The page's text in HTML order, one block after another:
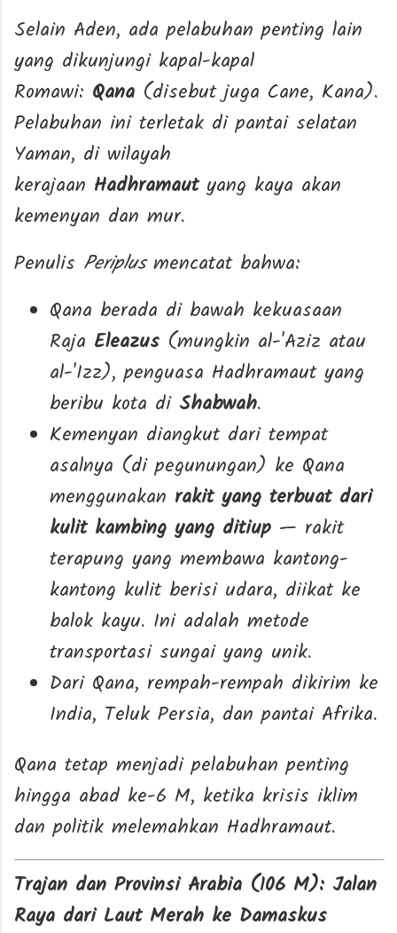
Selain Aden, ada pelabuhan penting lain
yang dikunjungi kapal-kapal
Romawi: Qana (disebut juga Cane, Kana).
Pelabuhan ini terletak di pantai selatan
Yaman, di wilayah
kerajaan Hadhramautyang kaya akan
kemenyan dan mur.
Penulis Periplusmencatat bahwa:
Qana berada di bawah kekuasaan
Raja Eleazus (mungkin al-'Aziz atau
al-'Izz), penguasa Hadhramaut yang
beribu kota di Shabwah.
Kemenyan diangkut dari tempat
asalnya (di pegunungan) ke Qana
menggunakan rakit yang terbuat dari
kulit kambing yang ditiup — rakit
terapung yang membawa kantong-
kantong kulit berisi udara, diikat ke
balok kayu. Ini adalah metode
transportasi sungai yang unik.
Dari Qana, rempah-rempah dikirim ke
India, Teluk Persia, dan pantai Afrika.
Qana tetap menjadi pelabuhan penting
hingga abad ke-6 M, ketika krisis iklim
dan politik melemahkan Hadhramaut.
Trajan dan Provinsi Arabia (106 M): Jalan
Raya dari Laut Merah ke Damaskus